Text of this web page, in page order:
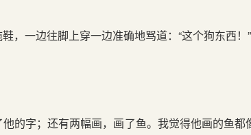
一边往脚上穿一边准确地骂道：“这个狗东西！”
字；还有两幅画，画了鱼。我觉得他画的鱼都